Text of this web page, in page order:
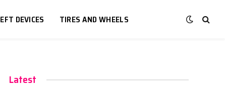
DEVICES TIRES AND WHEELS
Latest